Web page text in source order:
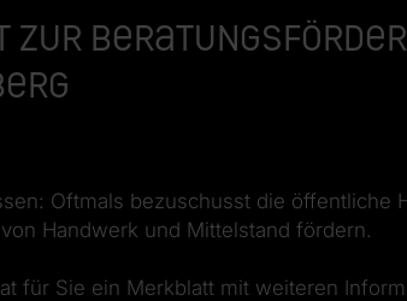
Oftmals bezuschusst die öffentliche
Handwerk und Mittelstand fördern.
für Sie ein Merkblatt mit weiteren